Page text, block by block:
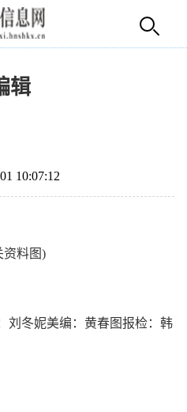
辑
10:07:12
资料图)
刘冬妮美编：黄春图报检：韩